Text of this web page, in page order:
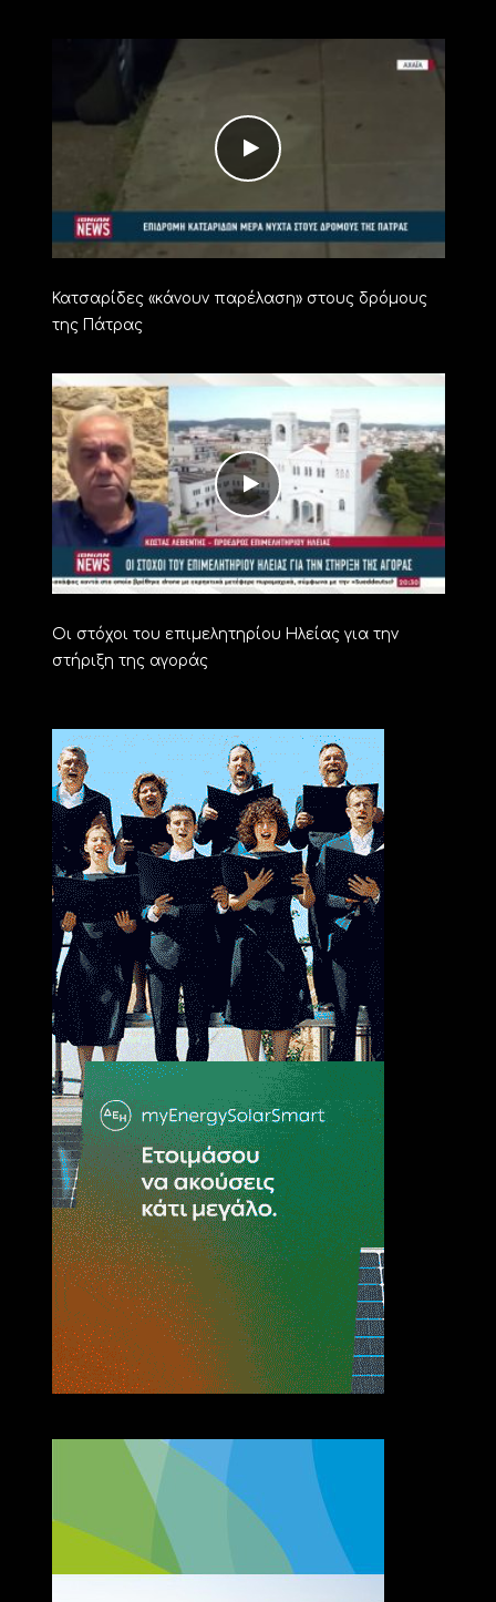
Κατσαρίδες «κάνουν παρέλαση» στους δρόμους
της Πάτρας
Οι στόχοι του επιμελητηρίου Ηλείας για την
στήριξη της αγοράς